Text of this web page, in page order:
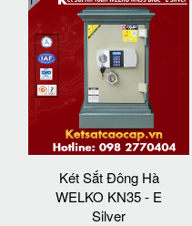
Két Sắt Đông Hà
WELKO KN35 - E
Silver